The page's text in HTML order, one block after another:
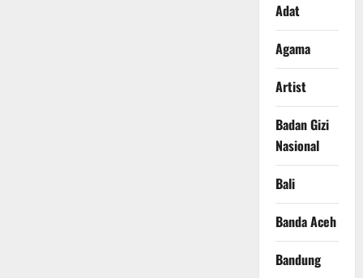
Adat
Agama
Artist
Badan Gizi
Nasional
Bali
Banda Aceh
Bandung